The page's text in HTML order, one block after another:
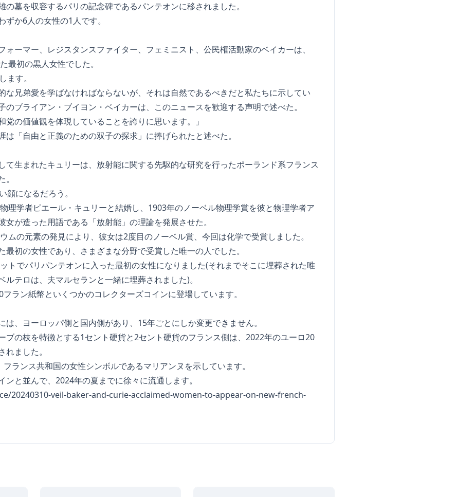
の墓を収容するパリの記念碑であるパンテオンに移されました。
か6人の女性の1人です。
ォーマー、レジスタンスファイター、フェミニスト、公民権活動家のベイカーは、
最初の黒人女性でした。
ます。
な兄弟愛を学ばなければならないが、それは自然であるべきだと私たちに示してい
のブライアン・ブイヨン・ベイカーは、このニュースを歓迎する声明で述べた。
党の価値観を体現していることを誇りに思います。」
は「自由と正義のための双子の探求」に捧げられたと述べた。
て生まれたキュリーは、放射能に関する先駆的な研究を行ったポーランド系フランス
顔になるだろう。
理学者ピエール・キュリーと結婚し、1903年のノーベル物理学賞を彼と物理学者ア
女が造った用語である「放射能」の理論を発展させた。
ムの元素の発見により、彼女は2度目のノーベル賞、今回は化学で受賞しました。
最初の女性であり、さまざまな分野で受賞した唯一の人でした。
トでパリパンテオンに入った最初の女性になりました(それまでそこに埋葬された唯
テロは、夫マルセランと一緒に埋葬されました)。
ラン紙幣といくつかのコレクターズコインに登場しています。
は、ヨーロッパ側と国内側があり、15年ごとにしか変更できません。
ブの枝を特徴とする1セント硬貨と2セント硬貨のフランス側は、2022年のユーロ20
ました。
ランス共和国の女性シンボルであるマリアンヌを示しています。
ンと並んで、2024年の夏までに徐々に流通します。
20240310-veil-baker-and-curie-acclaimed-women-to-appear-on-new-french-